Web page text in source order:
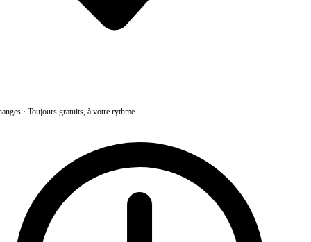
·Toujours gratuits, à votre rythme